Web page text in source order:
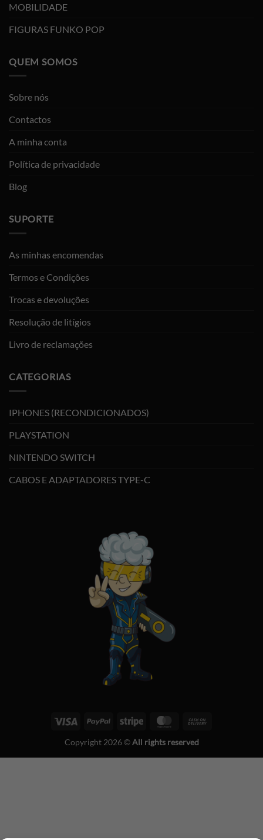
MOBILIDADE
FIGURAS FUNKO POP
QUEM SOMOS
Sobre nós
Contactos
A minha conta
Política de privacidade
Blog
SUPORTE
As minhas encomendas
Termos e Condições
Trocas e devoluções
Resolução de litígios
Livro de reclamações
CATEGORIAS
IPHONES (RECONDICIONADOS)
PLAYSTATION
NINTENDO SWITCH
CABOS E ADAPTADORES TYPE-C
Visa PayPal Stripe MasterCard
Copyright 2026 ©All rights reserved